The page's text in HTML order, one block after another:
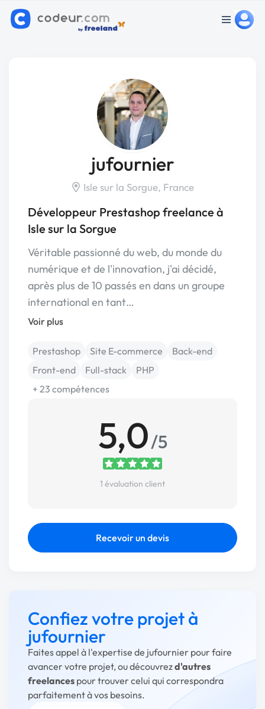
jufournier
Isle sur la Sorgue, France
Développeur Prestashop freelance à
Isle sur la Sorgue
Véritable passionné du web, du monde du
numérique et de l'innovation, j'ai décidé,
après plus de 10 passés en dans un groupe
international en tant…
Voir plus
Prestashop Site E-commerce
Back-end
Front-end
Full-stack
PHP
+ 23 compétences
5,0/5
1 évaluation client
Recevoir un devis
Confiez votre projet à
jufournier
Faites appel à l'expertise de jufournier pour faire
avancer votre projet, ou découvrezd'autres
freelances pour trouver celui qui correspondra
parfaitement à vos besoins.